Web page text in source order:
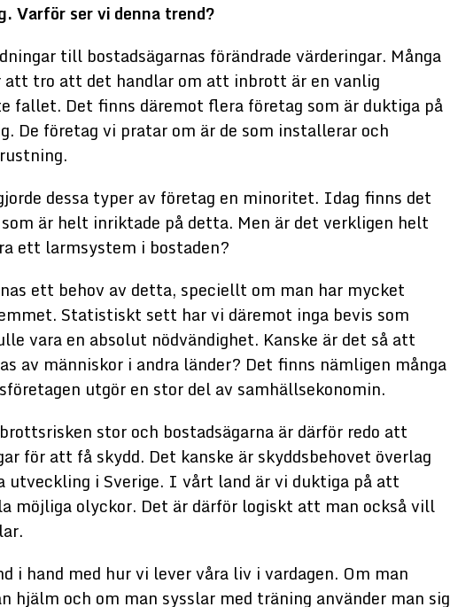
Varför ser vi denna trend?
till bostadsägarnas förändrade värderingar. Många
att tro att det handlar om att inbrott är en vanlig
fallet. Det finns däremot flera företag som är duktiga på
De företag vi pratar om är de som installerar och
dessa typer av företag en minoritet. Idag finns det
är helt inriktade på detta. Men är det verkligen helt
ett larmsystem i bostaden?
ett behov av detta, speciellt om man har mycket
Statistiskt sett har vi däremot inga bevis som
vara en absolut nödvändighet. Kanske är det så att
av människor i andra länder? Det finns nämligen många
utgör en stor del av samhällsekonomin.
stor och bostadsägarna är därför redo att
för att få skydd. Det kanske är skyddsbehovet överlag
utveckling i Sverige. I vårt land är vi duktiga på att
möjliga olyckor. Det är därför logiskt att man också vill
i hand med hur vi lever våra liv i vardagen. Om man
hjälm och om man sysslar med träning använder man sig